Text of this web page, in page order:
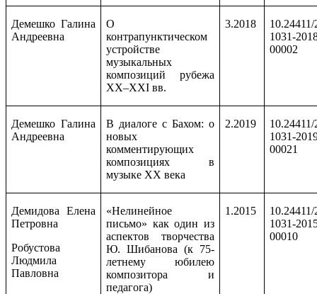
Демешко Галина
Андреевна
О
контрапунктическом
устройстве
музыкальных
композиций рубежа
ХХ–ХХI вв.
3.2018
1031-
00002
Демешко Галина
Андреевна
В диалоге с Бахом: о
новых
комментирующих
композициях в
музыке ХХ века
2.2019
1031-
00021
Демидова Елена
Петровна
Робустова
Людмила
Павловна
«Нелинейное
письмо» как один из
аспектов творчества
Ю. Шибанова (к 75-
летнему юбилею
композитора и
педагога)
1.2015
1031-
00010